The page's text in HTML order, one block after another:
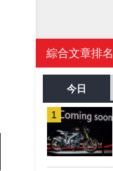
綜合文章排名
今日